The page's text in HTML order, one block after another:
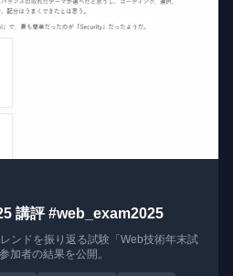
講評 #web_exam2025
ンドを振り返る試験「Web技術年末試
加者の結果を公開。